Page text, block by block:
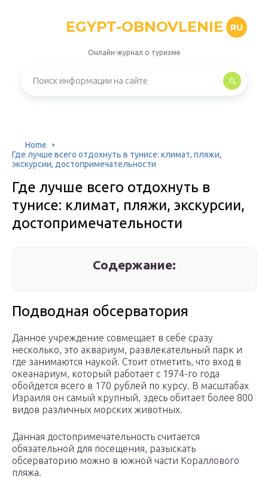
EGYPT-OBNOVLENIE RU
Онлайн-журнал о туризме
Home
Где лучше всего отдохнуть в тунисе: климат, пляжи,
экскурсии, достопримечательности
Где лучше всего отдохнуть в
тунисе: климат, пляжи, экскурсии,
достопримечательности
Содержание:
Подводная обсерватория
Данное учреждение совмещает в себе сразу
несколько, это аквариум, развлекательный парк и
где занимаются наукой. Стоит отметить, что вход в
океанариум, который работает с 1974-го года
обойдется всего в 170 рублей по курсу. В масштабах
Израиля он самый крупный, здесь обитает более 800
видов различных морских животных.
Данная достопримечательность считается
обязательной для посещения, разыскать
обсерваторию можно в южной части Кораллового
пляжа.